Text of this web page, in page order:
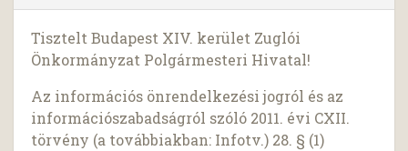
Tisztelt Budapest XIV. kerület Zuglói
Önkormányzat Polgármesteri Hivatal!
Az információs önrendelkezési jogról és az
információszabadságról szóló 2011. évi CXII.
törvény (a továbbiakban: Infotv.) 28. § (1)